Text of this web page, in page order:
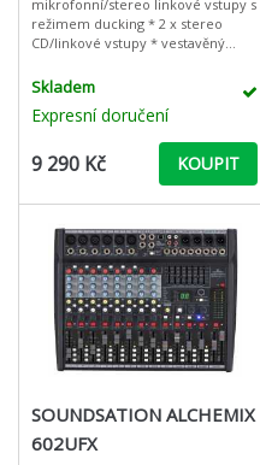
mikrofonní/stereo linkové vstupy s
režimem ducking * 2 x stereo
CD/linkové vstupy * vestavěný
pro volitelný monitoring
Skladem
Expresní doručení
9 290 Kč KOUPIT
SOUNDSATION ALCHEMIX
602UFX